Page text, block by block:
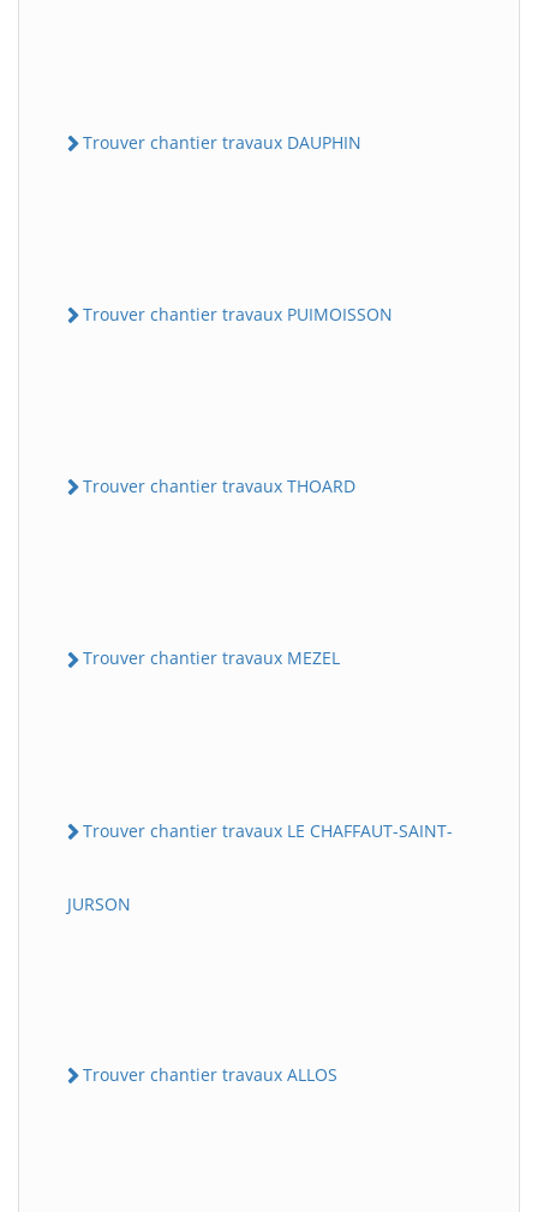
Trouver chantier travaux DAUPHIN
Trouver chantier travaux PUIMOISSON
Trouver chantier travaux THOARD
Trouver chantier travaux MEZEL
Trouver chantier travaux LE CHAFFAUT-SAINT-
JURSON
Trouver chantier travaux ALLOS